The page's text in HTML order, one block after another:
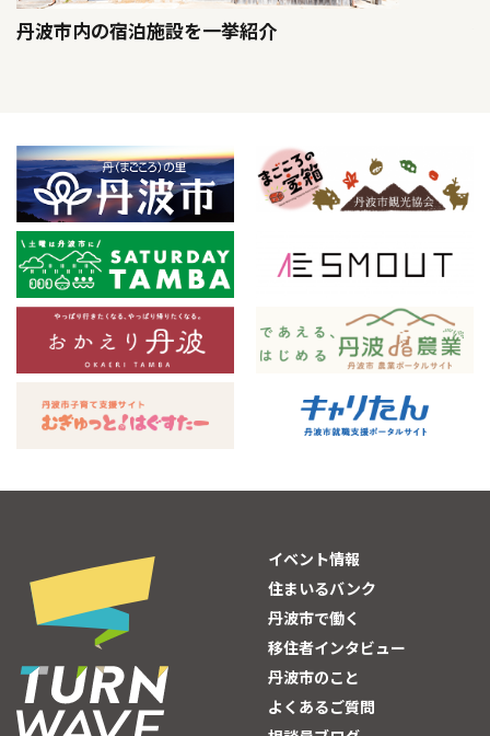
丹波市内の宿泊施設を一挙紹介
イベント情報
住まいるバンク
丹波市で働く
移住者インタビュー
丹波市のこと
よくあるご質問